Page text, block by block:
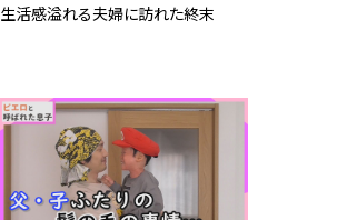
生活感溢れる夫婦に訪れた終末